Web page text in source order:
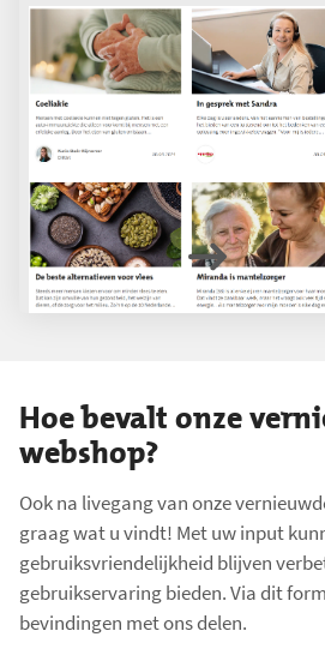
Volg ons blog
We houden u graag op de
nieuws! Via onze nieuwe
interessante artikelen lezen over
en meer!
Probeer het uit
Hoe bevalt onze
webshop?
Ook na livegang van onze
graag wat u vindt! Met uw input
gebruiksvriendelijkheid blijven
gebruikservaring bieden. Via dit
bevindingen met ons delen.